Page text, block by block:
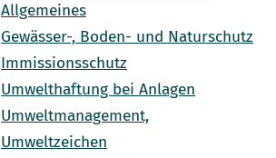
Allgemeines
Gewässer-, Boden- und Naturschutz
Immissionsschutz
Umwelthaftung bei Anlagen
Umweltmanagement,
Umweltzeichen